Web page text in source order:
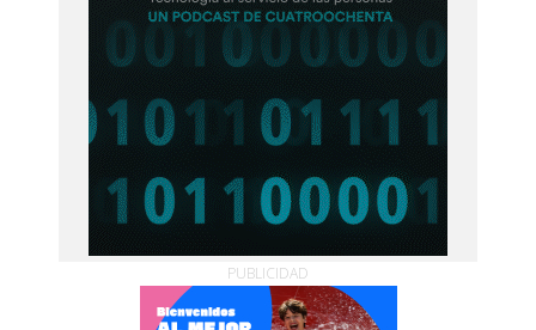
PUBLICIDAD